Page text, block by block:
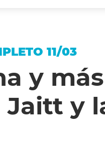
ARGENTINA
UN CAMBIO
HAIR RECOVERY
ENTROMETIDOS
MODO
11/03
y
Jaitt y